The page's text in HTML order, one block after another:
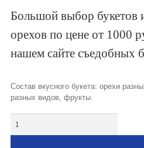
Овощные букеты
Детские букеты
Большой выбор букетов
орехов по цене от 1000
нашем сайте съедобных
Состав вкусного букета: орехи
разных видов, фрукты.